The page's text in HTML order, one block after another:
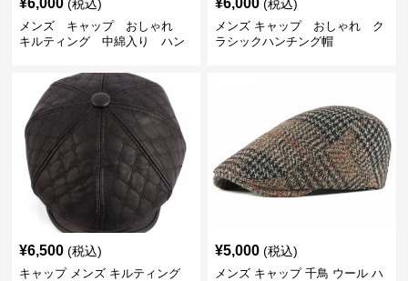
¥6,000 (税込)
メンズ キャップ おしゃれ
キルティング 中綿入り ハン
¥6,000 (税込)
メンズ キャップ おしゃれ ク
ラシックハンチング帽
¥6,500 (税込)
キャップ メンズ キルティング
¥5,000 (税込)
メンズ キャップ 千鳥 ウール ハ